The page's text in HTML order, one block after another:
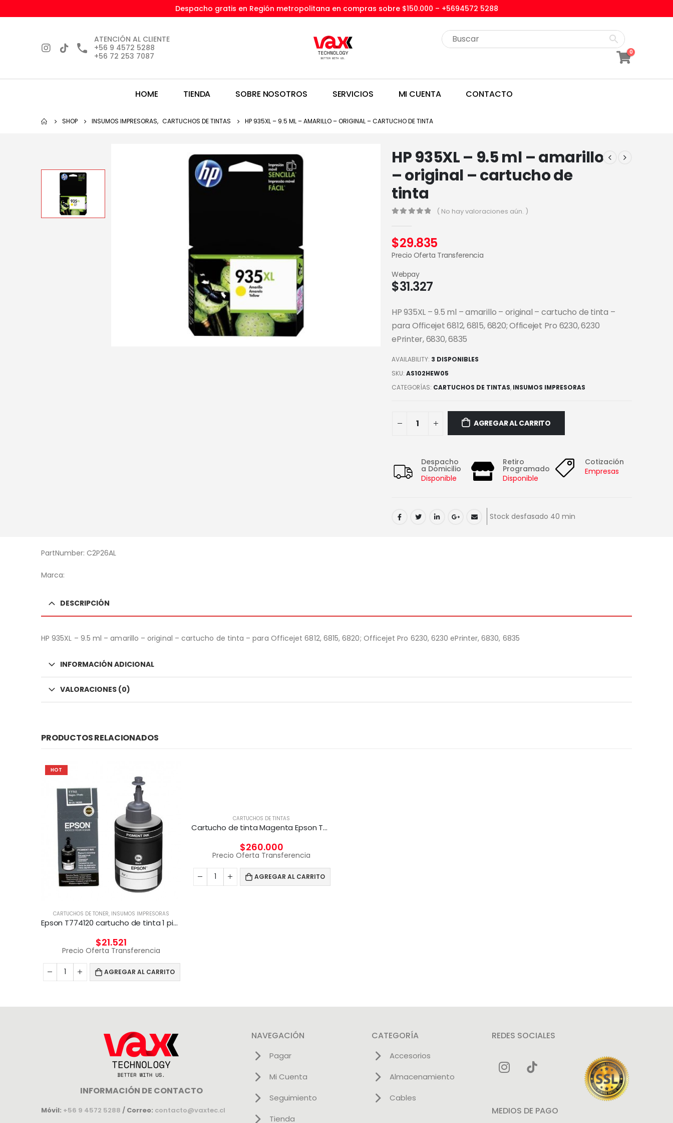
Despacho gratis en Región metropolitana en compras sobre $150.000 – +5694572 5288
ATENCIÓN AL CLIENTE
+56 9 4572 5288
+56 72 253 7087
0
HOME TIENDA SOBRE NOSOTROS SERVICIOS MI CUENTA CONTACTO
SHOP INSUMOS IMPRESORAS, CARTUCHOS DE TINTAS HP 935XL – 9.5 ML – AMARILLO – ORIGINAL – CARTUCHO DE TINTA
HP 935XL – 9.5 ml – amarillo
– original – cartucho de
tinta
( No hay valoraciones aún. )
$29.835
Precio Oferta Transferencia
$31.327
Webpay
HP 935XL – 9.5 ml – amarillo – original – cartucho de tinta –
para Officejet 6812, 6815, 6820; Officejet Pro 6230, 6230
ePrinter, 6830, 6835
AVAILABILITY: 3 DISPONIBLES
SKU: AS102HEW05
CATEGORÍAS: CARTUCHOS DE TINTAS, INSUMOS IMPRESORAS
AGREGAR AL CARRITO
Despacho
a Domicilio
Disponible
Retiro
Programado
Disponible
Cotización
Empresas
Stock desfasado 40 min
PartNumber: C2P26AL
Marca:
DESCRIPCIÓN
HP 935XL – 9.5 ml – amarillo – original – cartucho de tinta – para Officejet 6812, 6815, 6820; Officejet Pro 6230, 6230 ePrinter, 6830, 6835
INFORMACIÓN ADICIONAL
VALORACIONES (0)
PRODUCTOS RELACIONADOS
HOT
CARTUCHOS DE TONER, INSUMOS IMPRESORAS
Epson T774120 cartucho de tinta 1 pieza(s) Original Negro
$21.521
Precio Oferta Transferencia
AGREGAR AL CARRITO
CARTUCHOS DE TINTAS
Cartucho de tinta Magenta Epson T6943 de 700ml
$260.000
Precio Oferta Transferencia
AGREGAR AL CARRITO
INFORMACIÓN DE CONTACTO
Móvil: +56 9 4572 5288 / Correo: contacto@vaxtec.cl
NAVEGACIÓN
Pagar
Mi Cuenta
Seguimiento
Tienda
CATEGORÍA
Accesorios
Almacenamiento
Cables
REDES SOCIALES
MEDIOS DE PAGO